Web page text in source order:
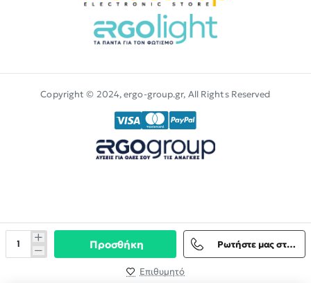
Προσθήκη Ρωτήστε μας στο Viber
Επιθυμητό
Copyright © 2024, ergo-group.gr, All Rights Reserved